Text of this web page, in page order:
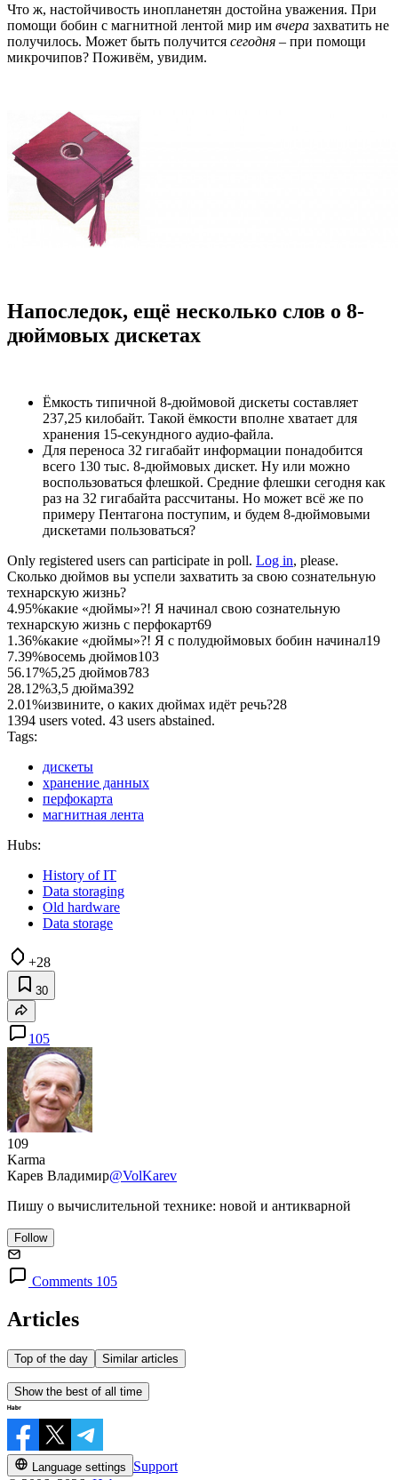
Что ж, настойчивость инопланетян достойна уважения. При
помощи бобин с магнитной лентой мир им вчера захватить не
получилось. Может быть получится сегодня – при помощи
микрочипов? Поживём, увидим.
Напоследок, ещё несколько слов о 8-
дюймовых дискетах
Ёмкость типичной 8-дюймовой дискеты составляет
237,25 килобайт. Такой ёмкости вполне хватает для
хранения 15-секундного аудио-файла.
Для переноса 32 гигабайт информации понадобится
всего 130 тыс. 8-дюймовых дискет. Ну или можно
воспользоваться флешкой. Средние флешки сегодня как
раз на 32 гигабайта рассчитаны. Но может всё же по
примеру Пентагона поступим, и будем 8-дюймовыми
дискетами пользоваться?
Only registered users can participate in poll. Log in, please.
Сколько дюймов вы успели захватить за свою сознательную
технарскую жизнь?
4.95%какие «дюймы»?! Я начинал свою сознательную
технарскую жизнь с перфокарт69
1.36%какие «дюймы»?! Я с полудюймовых бобин начинал19
7.39%восемь дюймов103
56.17%5,25 дюймов783
28.12%3,5 дюйма392
2.01%извините, о каких дюймах идёт речь?28
1394 users voted. 43 users abstained.
Tags:
дискеты
хранение данных
перфокарта
магнитная лента
Hubs:
History of IT
Data storaging
Old hardware
Data storage
+28
30
105
109
Karma
Карев Владимир@VolKarev
Пишу о вычислительной технике: новой и антикварной
Follow
Comments 105
Articles
Top of the day Similar articles
Show the best of all time
Language settings
Support